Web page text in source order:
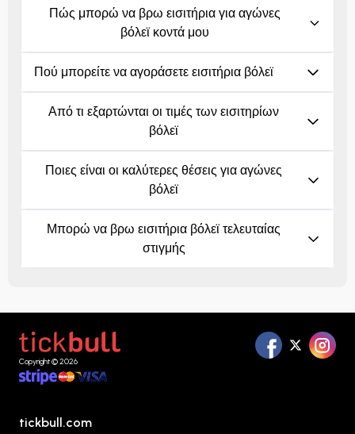
Πώς μπορώ να βρω εισιτήρια για αγώνες
βόλεϊ κοντά μου
Πού μπορείτε να αγοράσετε εισιτήρια βόλεϊ
Από τι εξαρτώνται οι τιμές των εισιτηρίων
βόλεϊ
Ποιες είναι οι καλύτερες θέσεις για αγώνες
βόλεϊ
Μπορώ να βρω εισιτήρια βόλεϊ τελευταίας
στιγμής
Copyright © 2026
tickbull.com